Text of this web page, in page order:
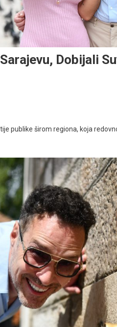
Dobijali
publike širom regiona, koja